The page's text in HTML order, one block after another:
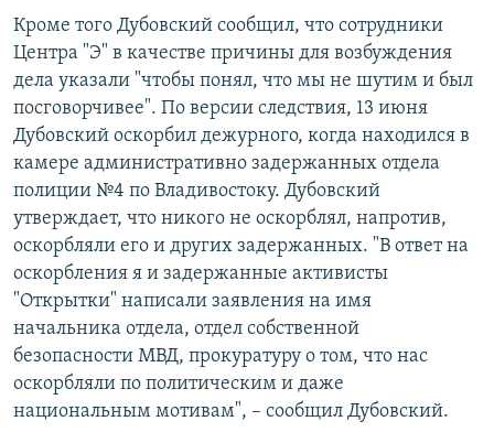
Кроме того Дубовский сообщил, что сотрудники
Центра "Э" в качестве причины для возбуждения
дела указали "чтобы понял, что мы не шутим и был
посговорчивее". По версии следствия, 13 июня
Дубовский оскорбил дежурного, когда находился в
камере административно задержанных отдела
полиции №4 по Владивостоку. Дубовский
утверждает, что никого не оскорблял, напротив,
оскорбляли его и других задержанных. "В ответ на
оскорбления я и задержанные активисты
"Открытки" написали заявления на имя
начальника отдела, отдел собственной
безопасности МВД, прокуратуру о том, что нас
оскорбляли по политическим и даже
национальным мотивам", – сообщил Дубовский.